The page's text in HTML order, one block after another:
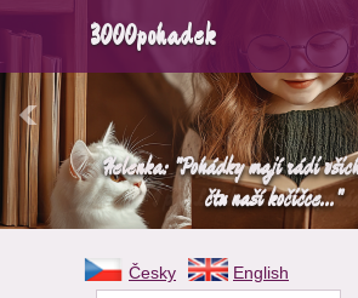
Helenka: "Pohádky mají rádi
čtu naší kočičce..."
I pan Lišák si rád čte
3000pohadek
Česky
English